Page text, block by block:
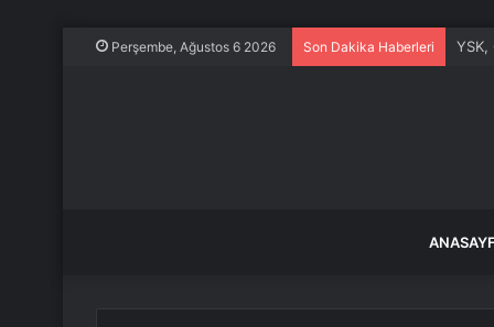
Perşembe, Ağustos 6 2026 Son Dakika Haberleri YSK,